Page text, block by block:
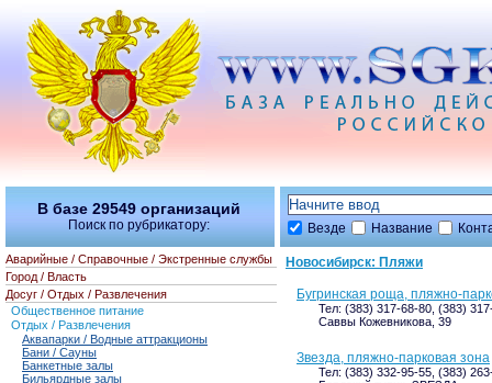
Везде Название
Новосибирск: Пляжи
Бугринская роща, пляжно-
Тел: (383) 317-68-80, (383)
Саввы Кожевникова, 39
Звезда, пляжно-парковая зона
Тел: (383) 332-95-55, (383)
В базе 29549 организаций
Поиск по рубрикатору:
Аварийные / Справочные / Экстренные службы
Город / Власть
Досуг / Отдых / Развлечения
Общественное питание
Отдых / Развлечения
Аквапарки / Водные аттракционы
Бани / Сауны
Банкетные залы
Бильярдные залы